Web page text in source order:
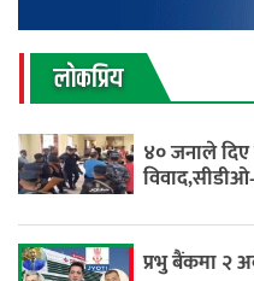
लाेकप्रिय
४० जनाले दिए
प्रभु बैंकमा २